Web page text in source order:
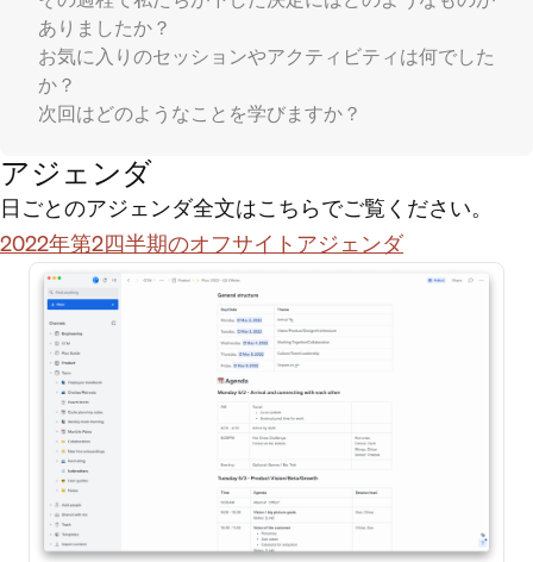
ありましたか？
お気に入りのセッションやアクティビティは何でした
か？
次回はどのようなことを学びますか？
アジェンダ
日ごとのアジェンダ全文はこちらでご覧ください。
2022年第2四半期のオフサイトアジェンダ